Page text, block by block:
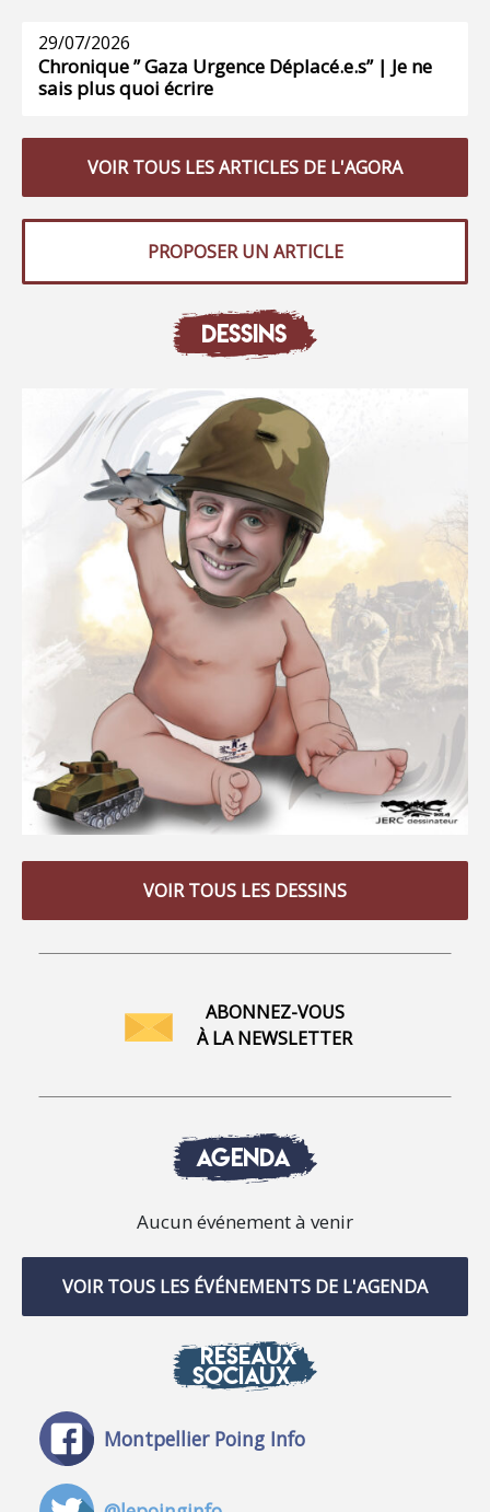
29/07/2026
Chronique ” Gaza Urgence Déplacé.e.s” | Je ne
sais plus quoi écrire
VOIR TOUS LES ARTICLES DE L'AGORA
PROPOSER UN ARTICLE
DESSINS
VOIR TOUS LES DESSINS
ABONNEZ-VOUS
À LA NEWSLETTER
AGENDA
Aucun événement à venir
VOIR TOUS LES ÉVÉNEMENTS DE L'AGENDA
RÉSEAUX
SOCIAUX
Montpellier Poing Info